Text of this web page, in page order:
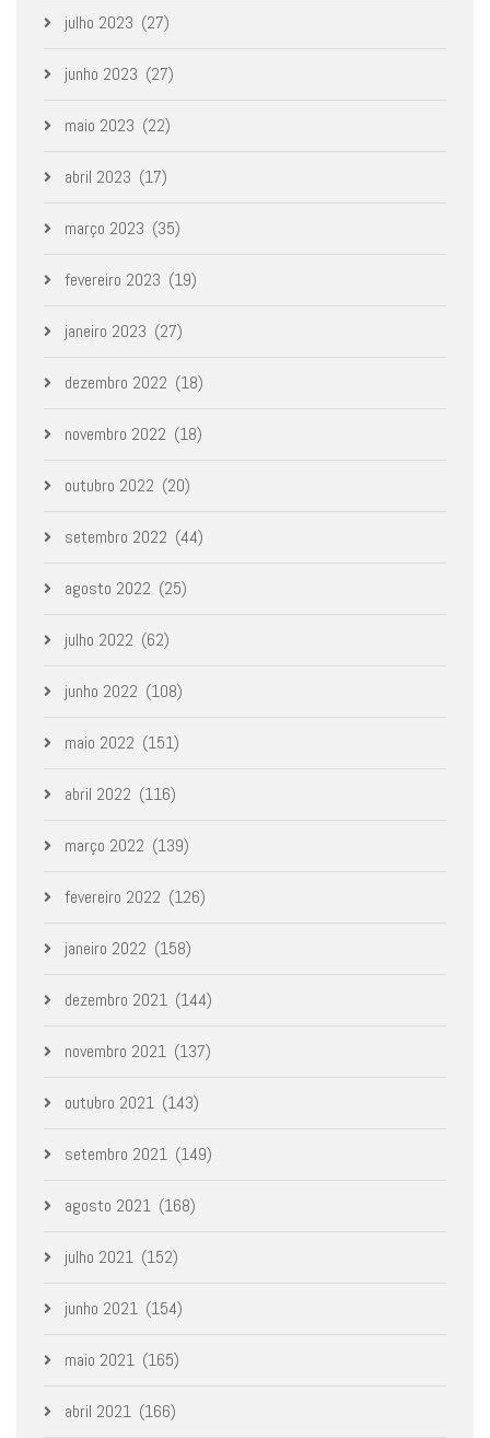
julho 2023 (27)
junho 2023 (27)
maio 2023 (22)
abril 2023 (17)
março 2023 (35)
fevereiro 2023 (19)
janeiro 2023 (27)
dezembro 2022 (18)
novembro 2022 (18)
outubro 2022 (20)
setembro 2022 (44)
agosto 2022 (25)
julho 2022 (62)
junho 2022 (108)
maio 2022 (151)
abril 2022 (116)
março 2022 (139)
fevereiro 2022 (126)
janeiro 2022 (158)
dezembro 2021 (144)
novembro 2021 (137)
outubro 2021 (143)
setembro 2021 (149)
agosto 2021 (168)
julho 2021 (152)
junho 2021 (154)
maio 2021 (165)
abril 2021 (166)